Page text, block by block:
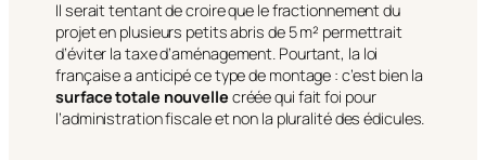
Il serait tentant de croire que le fractionnement du
projet en plusieurs petits abris de 5 m² permettrait
d’éviter la taxe d’aménagement. Pourtant, la loi
française a anticipé ce type de montage : c’est bien la
surface totale nouvelle créée qui fait foi pour
l’administration fiscale et non la pluralité des édicules.